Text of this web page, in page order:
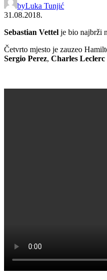
byLuka Tunjić
31.08.2018.
Sebastian Vettel je bio najbrži
Četvrto mjesto je zauzeo
Sergio Perez, Charles Leclerc